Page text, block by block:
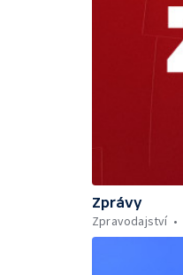
Zprávy
Zpravodajství